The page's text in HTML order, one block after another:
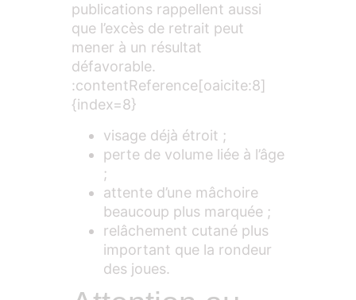
publications rappellent aussi
que l’excès de retrait peut
mener à un résultat
défavorable.
:contentReference[oaicite:8]
{index=8}
visage déjà étroit ;
perte de volume liée à l’âge
;
attente d’une mâchoire
beaucoup plus marquée ;
relâchement cutané plus
important que la rondeur
des joues.